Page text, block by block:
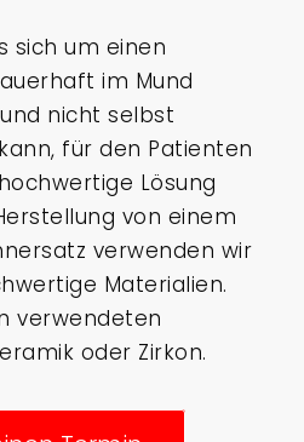
sich um einen
im Mund
nicht selbst
für den Patienten
Lösung
von einem
verwenden wir
Materialien.
verwendeten
oder Zirkon.